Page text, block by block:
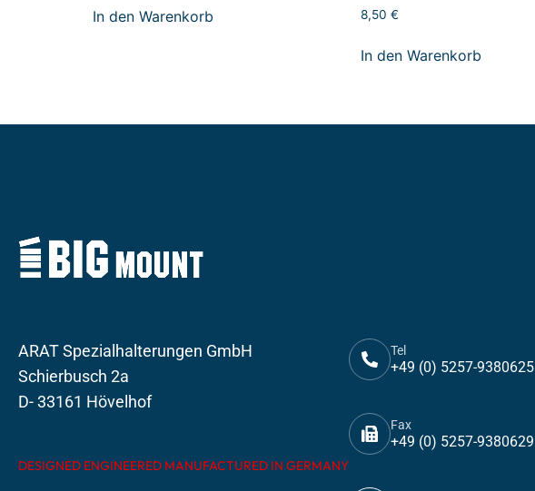
In den Warenkorb 8,50 €
In den Warenkorb
ARAT Spezialhalterungen GmbH
Schierbusch 2a
D- 33161 Hövelhof
DESIGNED ENGINEERED MANUFACTURED IN GERMANY
Tel
+49 (0) 5257-9380625
Fax
+49 (0) 5257-9380629